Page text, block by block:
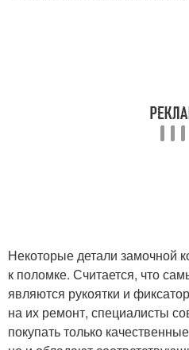
Некоторые детали замочной
к поломке. Считается, что
являются рукоятки и
на их ремонт, специалисты
покупать только